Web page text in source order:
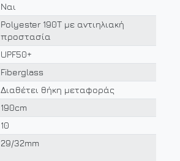
Ναι
Polyester 190T με αντιηλιακή
προστασία
UPF50+
Fiberglass
Διαθέτει θήκη μεταφοράς
190cm
10
29/32mm